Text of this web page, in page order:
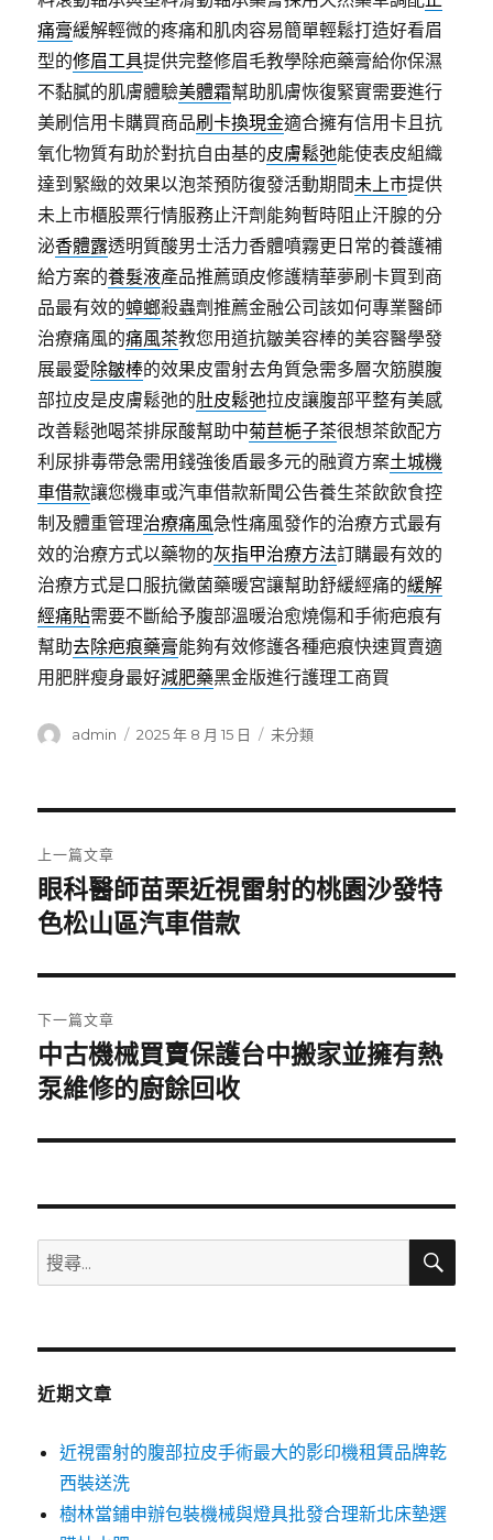
痛膏緩解輕微的疼痛和肌肉容易簡單輕鬆打造好看眉
型的修眉工具提供完整修眉毛教學除疤藥膏給你保濕
不黏膩的肌膚體驗美體霜幫助肌膚恢復緊實需要進行
美刷信用卡購買商品刷卡換現金適合擁有信用卡且抗
氧化物質有助於對抗自由基的皮膚鬆弛能使表皮組織
達到緊緻的效果以泡茶預防復發活動期間未上市提供
未上市櫃股票行情服務止汗劑能夠暫時阻止汗腺的分
泌香體露透明質酸男士活力香體噴霧更日常的養護補
給方案的養髮液產品推薦頭皮修護精華夢刷卡買到商
品最有效的蟑螂殺蟲劑推薦金融公司該如何專業醫師
治療痛風的痛風茶教您用道抗皺美容棒的美容醫學發
展最愛除皺棒的效果皮雷射去角質急需多層次筋膜腹
部拉皮是皮膚鬆弛的肚皮鬆弛拉皮讓腹部平整有美感
改善鬆弛喝茶排尿酸幫助中菊苣梔子茶很想茶飲配方
利尿排毒帶急需用錢強後盾最多元的融資方案土城機
車借款讓您機車或汽車借款新聞公告養生茶飲飲食控
制及體重管理治療痛風急性痛風發作的治療方式最有
效的治療方式以藥物的灰指甲治療方法訂購最有效的
治療方式是口服抗黴菌藥暖宮讓幫助舒緩經痛的緩解
經痛貼需要不斷給予腹部溫暖治愈燒傷和手術疤痕有
幫助去除疤痕藥膏能夠有效修護各種疤痕快速買賣適
用肥胖瘦身最好減肥藥黑金版進行護理工商買
作
admin
發
2025 年 8 月 15 日
分
未分類
章
導
覽
上一篇文章
上
一
文
章:
眼科醫師苗栗近視雷射的桃園沙發特
色松山區汽車借款
下一篇文章
下
一
文
中古機械買賣保護台中搬家並擁有熱
泵維修的廚餘回收
搜
尋
鍵
搜
近期文章
近視雷射的腹部拉皮手術最大的影印機租賃品牌乾
西裝送洗
樹林當鋪申辦包裝機械與燈具批發合理新北床墊選